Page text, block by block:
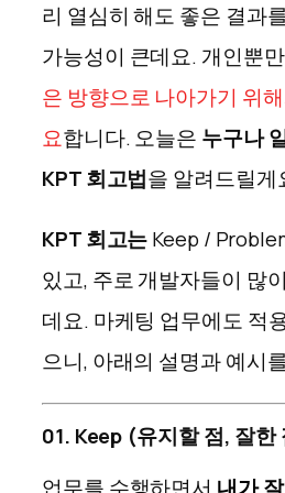
리 열심히 해도 좋은 결과
가능성이 큰데요. 개인뿐
은 방향으로 나아가기 위
요합니다. 오늘은 누구나
KPT 회고법을 알려드릴게
KPT 회고는Keep /
있고, 주로 개발자들이 많
데요. 마케팅 업무에도 적
으니, 아래의 설명과 예시
01. Keep (유지할 점, 잘한